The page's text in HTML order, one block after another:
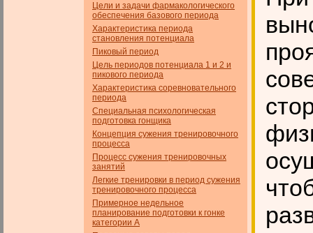
Цели и задачи фармакологического
обеспечения базового пе­риода
Характеристика периода
становления потенциала
Пиковый период
Цель периодов потенциала 1 и 2 и
пикового периода
Характеристика соревновательного
периода
Специальная психологическая
подготовка гонщика
Концепция сужения тренировочного
процесса
Процесс сужения тренировочных
занятий
Легкие тренировки в период сужения
тренировочного процесса
Примерное недельное
планирование подготовки к гонке
категории А